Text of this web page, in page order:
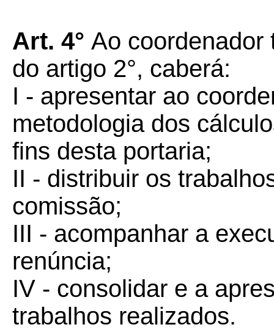
Art. 4° Ao coordenador
do artigo 2°, caberá:
I - apresentar ao
metodologia dos
fins desta portaria;
II - distribuir os
comissão;
III - acompanhar a
renúncia;
IV - consolidar e a
trabalhos realizados.